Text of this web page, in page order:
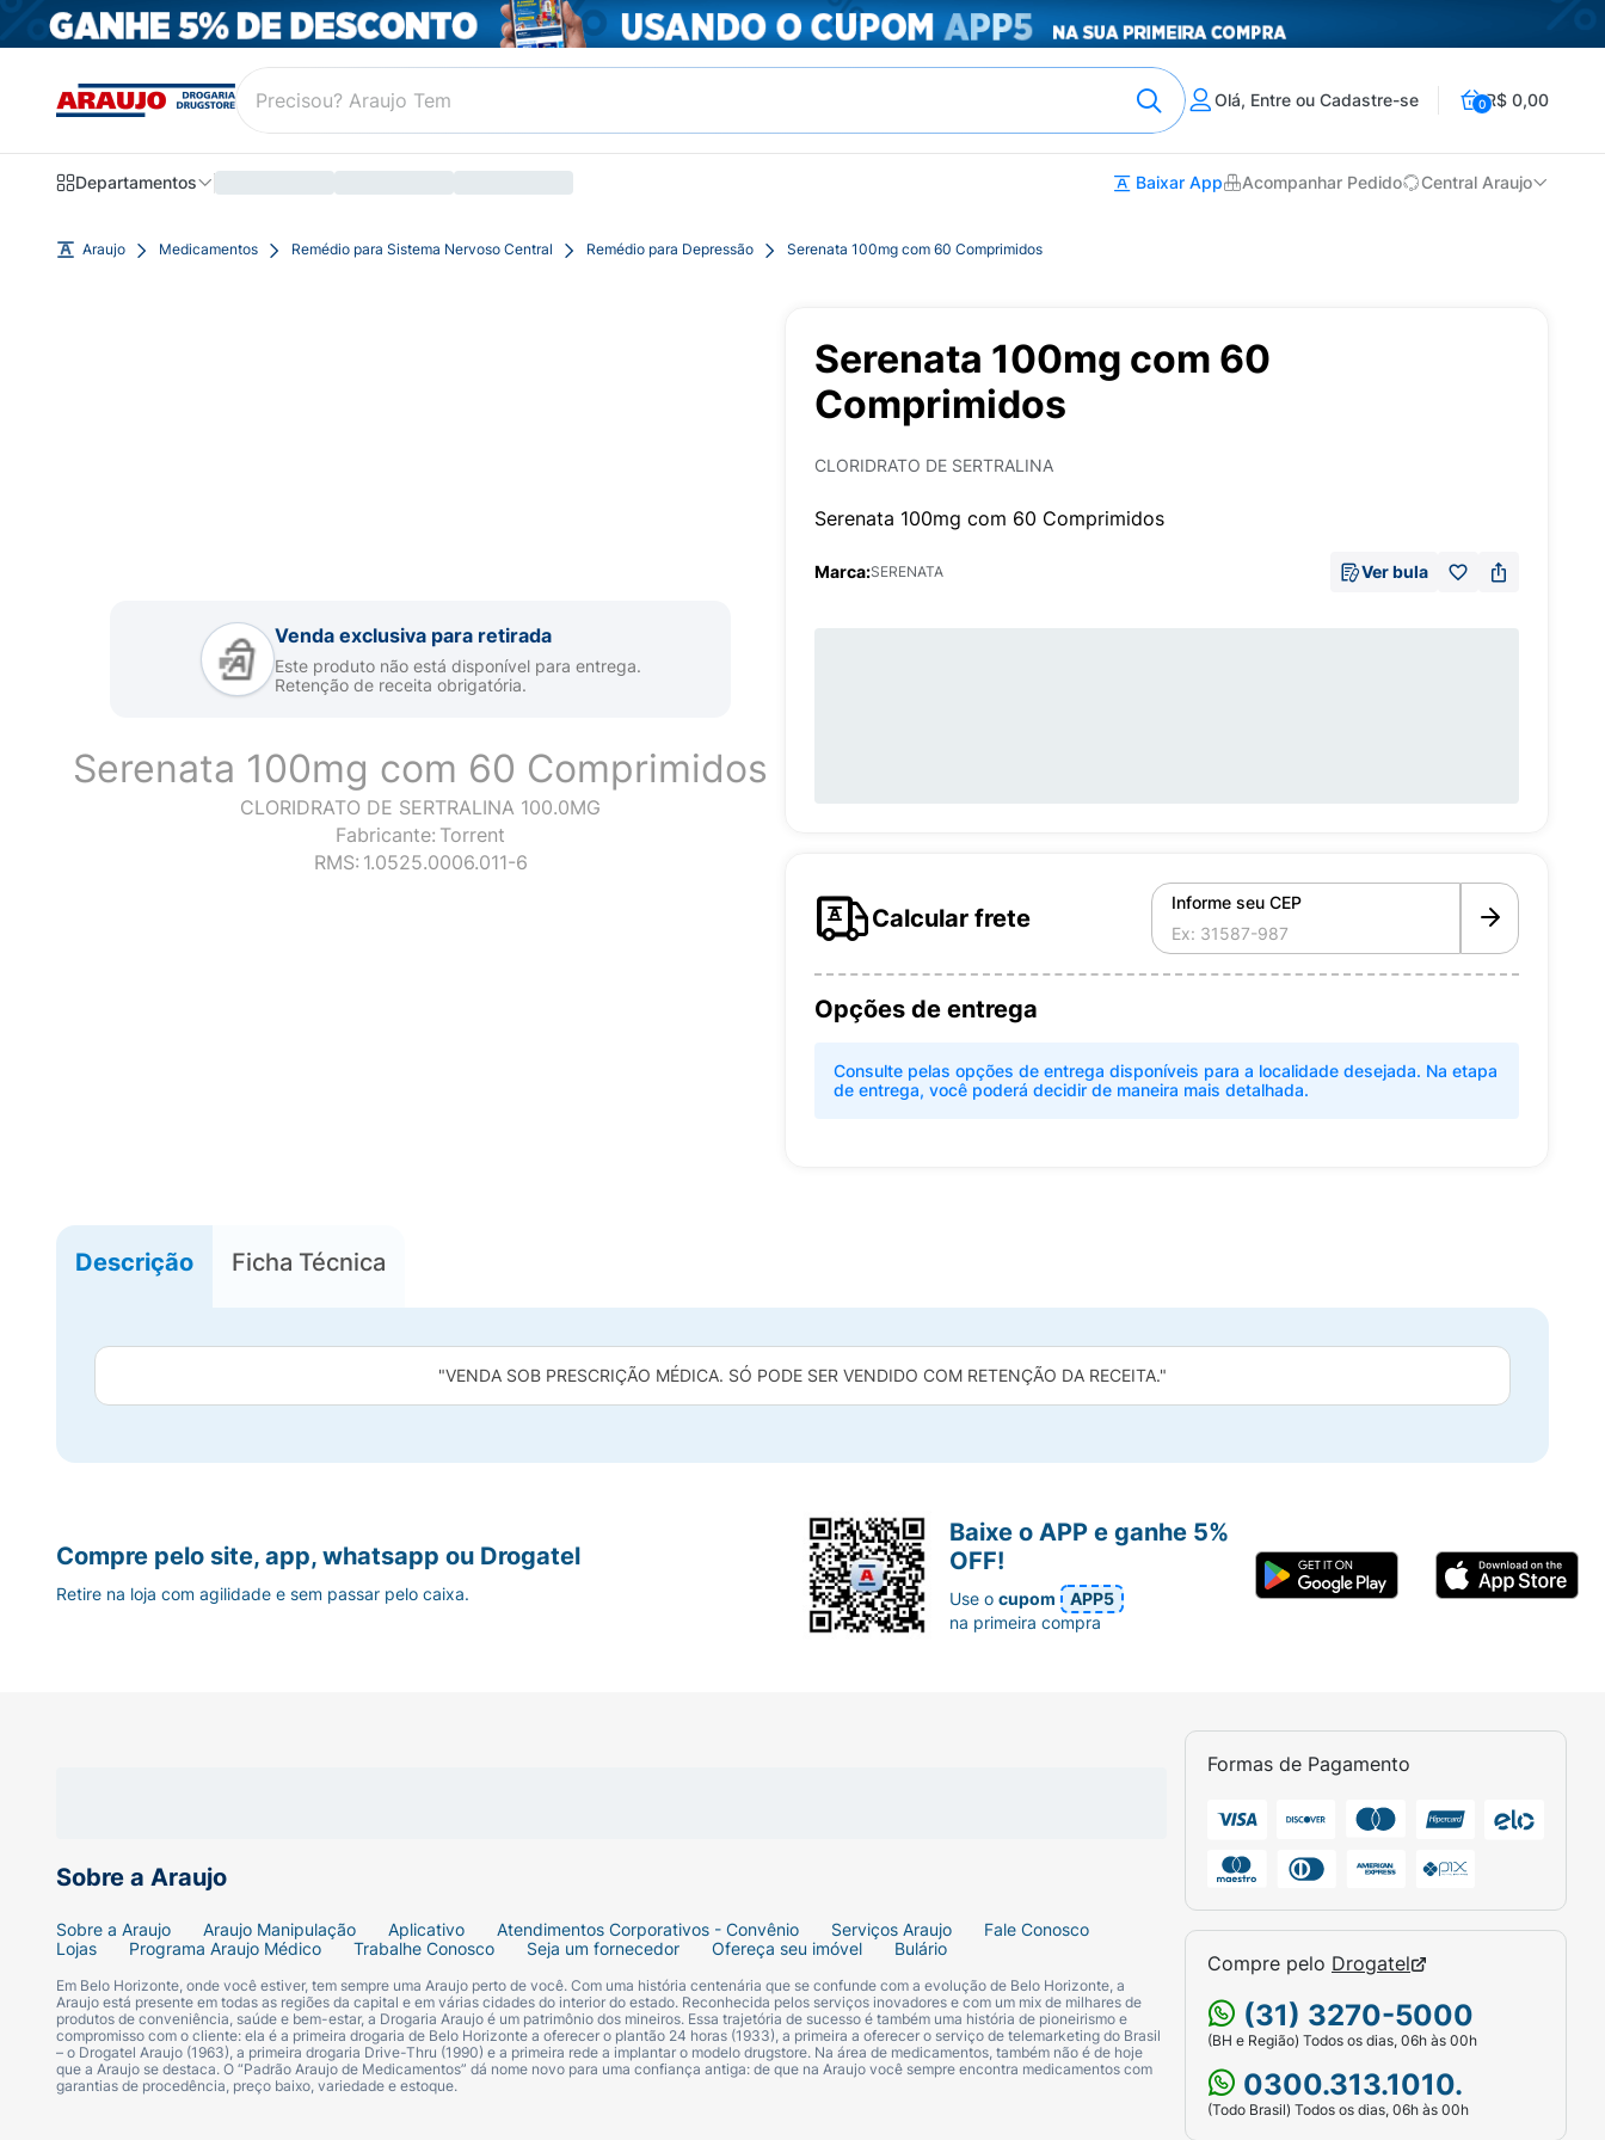
Olá, Entre ou Cadastre-se 0R$ 0,00
Departamentos Baixar App Acompanhar Pedido Central Araujo
Araujo Medicamentos Remédio para Sistema Nervoso Central Remédio para Depressão Serenata 100mg com 60 Comprimidos
Venda exclusiva para retirada
Este produto não está disponível para entrega.
Retenção de receita obrigatória.
Serenata 100mg com 60 Comprimidos
CLORIDRATO DE SERTRALINA 100.0MG
Fabricante: Torrent
RMS: 1.0525.0006.011-6
Serenata 100mg com 60
Comprimidos
CLORIDRATO DE SERTRALINA
Serenata 100mg com 60 Comprimidos
Marca:SERENATA Ver bula
Calcular frete
Informe seu CEP
Opções de entrega
Consulte pelas opções de entrega disponíveis para a localidade desejada. Na etapa
de entrega, você poderá decidir de maneira mais detalhada.
Descrição Ficha Técnica
"VENDA SOB PRESCRIÇÃO MÉDICA. SÓ PODE SER VENDIDO COM RETENÇÃO DA RECEITA."
Sobre a Araujo
Sobre a Araujo Araujo Manipulação Aplicativo Atendimentos Corporativos - Convênio Serviços Araujo
Fale Conosco
Lojas
Programa Araujo Médico Trabalhe Conosco Seja um fornecedor Ofereça seu imóvel Bulário
Em Belo Horizonte, onde você estiver, tem sempre uma Araujo perto de você. Com uma história centenária que se confunde com a evolução de Belo Horizonte, a
Araujo está presente em todas as regiões da capital e em várias cidades do interior do estado. Reconhecida pelos serviços inovadores e com um mix de milhares de
produtos de conveniência, saúde e bem-estar, a Drogaria Araujo é um patrimônio dos mineiros. Essa trajetória de sucesso é também uma história de pioneirismo e
compromisso com o cliente: ela é a primeira drogaria de Belo Horizonte a oferecer o plantão 24 horas (1933), a primeira a oferecer o serviço de telemarketing do Brasil
– o Drogatel Araujo (1963), a primeira drogaria Drive-Thru (1990) e a primeira rede a implantar o modelo drugstore. Na área de medicamentos, também não é de hoje
que a Araujo se destaca. O “Padrão Araujo de Medicamentos” dá nome novo para uma confiança antiga: de que na Araujo você sempre encontra medicamentos com
garantias de procedência, preço baixo, variedade e estoque.
Formas de Pagamento
Compre pelo Drogatel
(31) 3270-5000
(BH e Região) Todos os dias, 06h às 00h
0300.313.1010.
(Todo Brasil) Todos os dias, 06h às 00h
Compre pelo site, app, whatsapp ou Drogatel
Retire na loja com agilidade e sem passar pelo caixa.
Baixe o APP e ganhe 5%
OFF!
Use ocupom
APP5
na primeira compra